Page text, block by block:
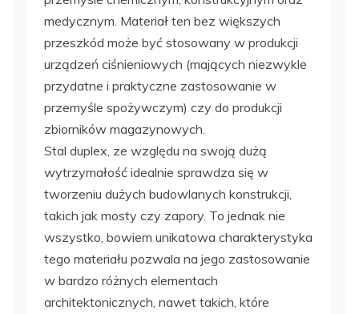
medycznym. Materiał ten bez większych
przeszkód może być stosowany w produkcji
urządzeń ciśnieniowych (mających niezwykle
przydatne i praktyczne zastosowanie w
przemyśle spożywczym) czy do produkcji
zbiorników magazynowych.
Stal duplex, ze względu na swoją dużą
wytrzymałość idealnie sprawdza się w
tworzeniu dużych budowlanych konstrukcji,
takich jak mosty czy zapory. To jednak nie
wszystko, bowiem unikatowa charakterystyka
tego materiału pozwala na jego zastosowanie
w bardzo różnych elementach
architektonicznych, nawet takich, które